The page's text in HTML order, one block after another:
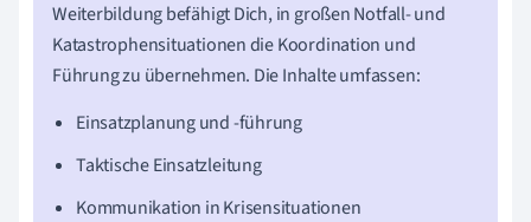
Weiterbildung befähigt Dich, in großen Notfall- und
Katastrophensituationen die Koordination und
Führung zu übernehmen. Die Inhalte umfassen:
Einsatzplanung und -führung
Taktische Einsatzleitung
Kommunikation in Krisensituationen